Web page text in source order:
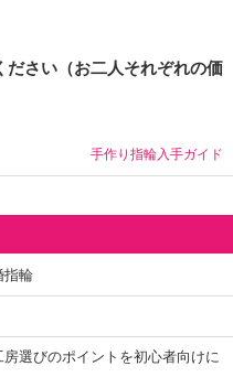
さい（お二人それぞれの価
手作り指輪入手ガイド
指輪
選びのポイントを初心者向けに